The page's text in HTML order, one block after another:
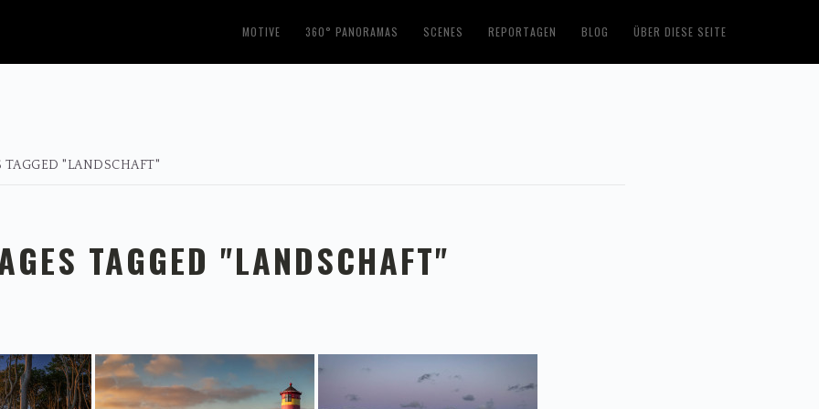
MOTIVE 360° PANORAMAS SCENES REPORTAGEN BLOG ÜBER DIESE SEITE
TAGGED "LANDSCHAFT"
TAGGED "LANDSCHAFT"